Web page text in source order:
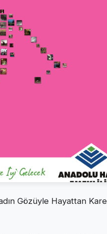
Gözüyle Hayattan